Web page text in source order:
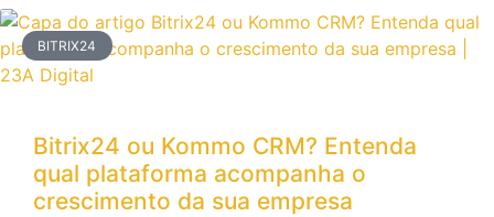
BITRIX24
Bitrix24 ou Kommo CRM? Entenda
qual plataforma acompanha o
crescimento da sua empresa